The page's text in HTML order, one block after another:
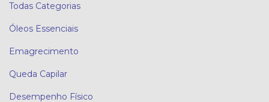
Todas Categorias
Óleos Essenciais
Emagrecimento
Queda Capilar
Desempenho Físico